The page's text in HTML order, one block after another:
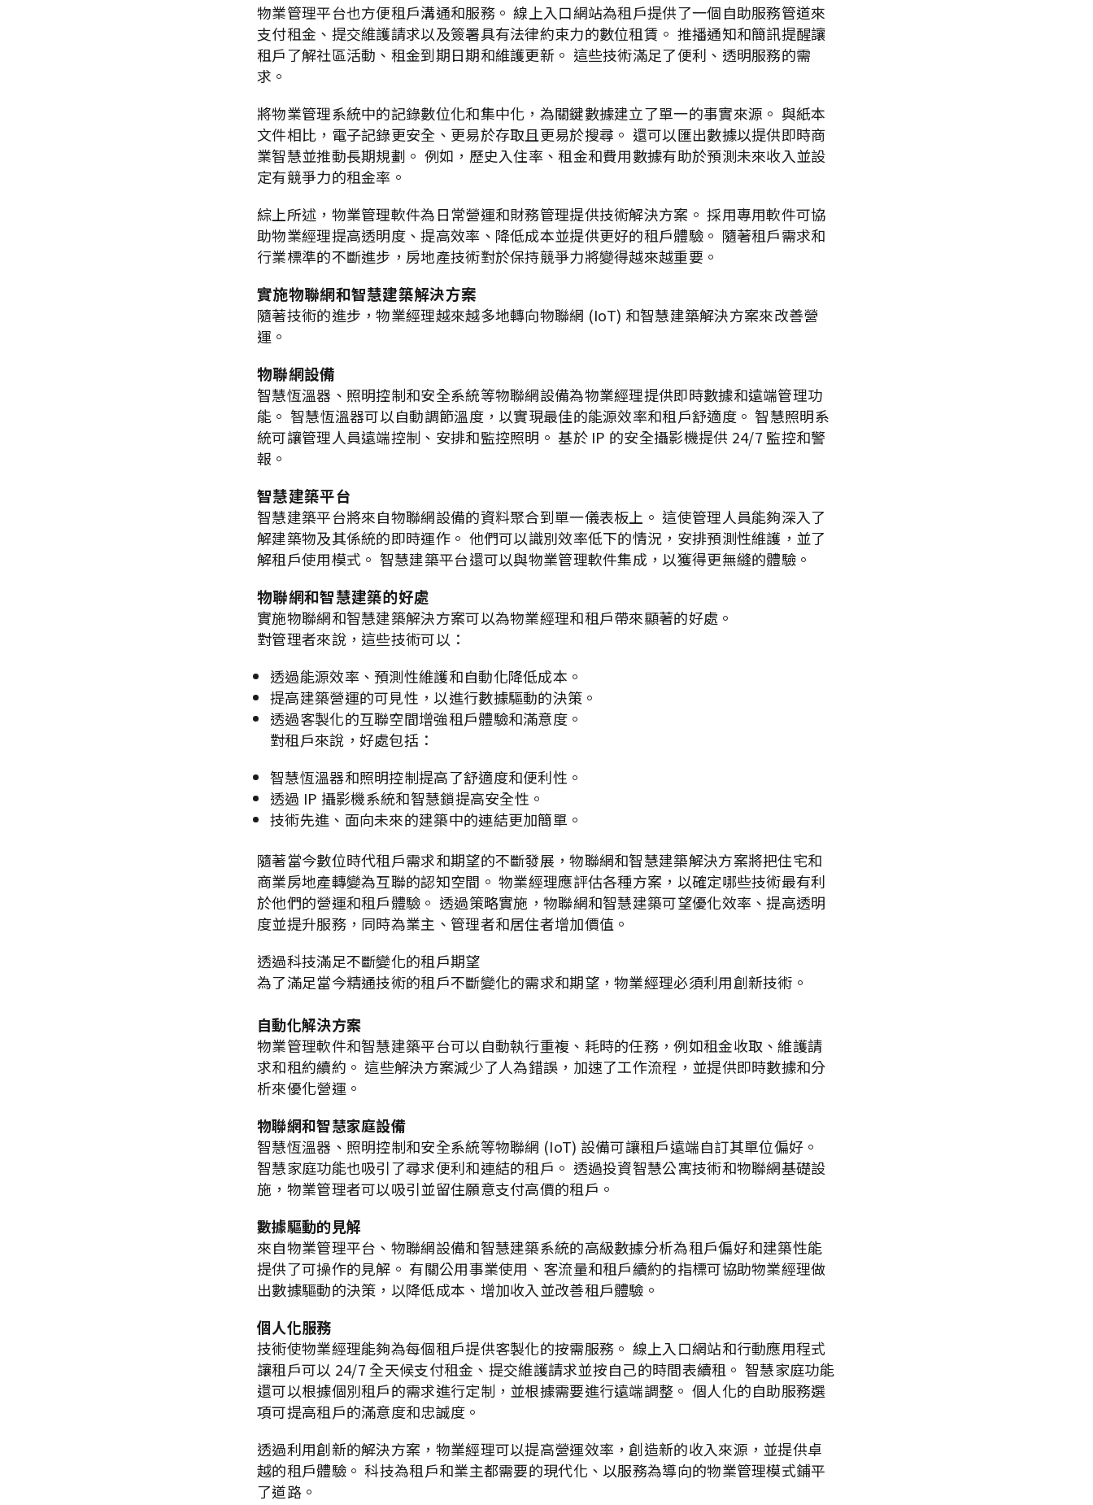
物業管理平台也方便租戶溝通和服務。 線上入口網站為租戶提供了一個自助服務管道來
支付租金、提交維護請求以及簽署具有法律約束力的數位租賃。 推播通知和簡訊提醒讓
租戶了解社區活動、租金到期日期和維護更新。 這些技術滿足了便利、透明服務的需
求。
將物業管理系統中的記錄數位化和集中化，為關鍵數據建立了單一的事實來源。 與紙本
文件相比，電子記錄更安全、更易於存取且更易於搜尋。 還可以匯出數據以提供即時商
業智慧並推動長期規劃。 例如，歷史入住率、租金和費用數據有助於預測未來收入並設
定有競爭力的租金率。
綜上所述，物業管理軟件為日常營運和財務管理提供技術解決方案。 採用專用軟件可協
助物業經理提高透明度、提高效率、降低成本並提供更好的租戶體驗。 隨著租戶需求和
行業標準的不斷進步，房地產技術對於保持競爭力將變得越來越重要。
實施物聯網和智慧建築解決方案
隨著技術的進步，物業經理越來越多地轉向物聯網 (IoT) 和智慧建築解決方案來改善營
運。
物聯網設備
智慧恆溫器、照明控制和安全系統等物聯網設備為物業經理提供即時數據和遠端管理功
能。 智慧恆溫器可以自動調節溫度，以實現最佳的能源效率和租戶舒適度。 智慧照明系
統可讓管理人員遠端控制、安排和監控照明。 基於 IP 的安全攝影機提供 24/7 監控和警
報。
智慧建築平台
智慧建築平台將來自物聯網設備的資料聚合到單一儀表板上。 這使管理人員能夠深入了
解建築物及其係統的即時運作。 他們可以識別效率低下的情況，安排預測性維護，並了
解租戶使用模式。 智慧建築平台還可以與物業管理軟件集成，以獲得更無縫的體驗。
物聯網和智慧建築的好處
實施物聯網和智慧建築解決方案可以為物業經理和租戶帶來顯著的好處。
對管理者來說，這些技術可以：
透過能源效率、預測性維護和自動化降低成本。
提高建築營運的可見性，以進行數據驅動的決策。
透過客製化的互聯空間增強租戶體驗和滿意度。
對租戶來說，好處包括：
智慧恆溫器和照明控制提高了舒適度和便利性。
透過 IP 攝影機系統和智慧鎖提高安全性。
技術先進、面向未來的建築中的連結更加簡單。
隨著當今數位時代租戶需求和期望的不斷發展，物聯網和智慧建築解決方案將把住宅和
商業房地產轉變為互聯的認知空間。 物業經理應評估各種方案，以確定哪些技術最有利
於他們的營運和租戶體驗。 透過策略實施，物聯網和智慧建築可望優化效率、提高透明
度並提升服務，同時為業主、管理者和居住者增加價值。
透過科技滿足不斷變化的租戶期望
為了滿足當今精通技術的租戶不斷變化的需求和期望，物業經理必須利用創新技術。
自動化解決方案
物業管理軟件和智慧建築平台可以自動執行重複、耗時的任務，例如租金收取、維護請
求和租約續約。 這些解決方案減少了人為錯誤，加速了工作流程，並提供即時數據和分
析來優化營運。
物聯網和智慧家庭設備
智慧恆溫器、照明控制和安全系統等物聯網 (IoT) 設備可讓租戶遠端自訂其單位偏好。
智慧家庭功能也吸引了尋求便利和連結的租戶。 透過投資智慧公寓技術和物聯網基礎設
施，物業管理者可以吸引並留住願意支付高價的租戶。
數據驅動的見解
來自物業管理平台、物聯網設備和智慧建築系統的高級數據分析為租戶偏好和建築性能
提供了可操作的見解。 有關公用事業使用、客流量和租戶續約的指標可協助物業經理做
出數據驅動的決策，以降低成本、增加收入並改善租戶體驗。
個人化服務
技術使物業經理能夠為每個租戶提供客製化的按需服務。 線上入口網站和行動應用程式
讓租戶可以 24/7 全天候支付租金、提交維護請求並按自己的時間表續租。 智慧家庭功能
還可以根據個別租戶的需求進行定制，並根據需要進行遠端調整。 個人化的自助服務選
項可提高租戶的滿意度和忠誠度。
透過利用創新的解決方案，物業經理可以提高營運效率，創造新的收入來源，並提供卓
越的租戶體驗。 科技為租戶和業主都需要的現代化、以服務為導向的物業管理模式鋪平
了道路。